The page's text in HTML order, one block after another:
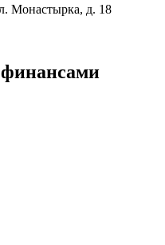
Монастырка, д. 18